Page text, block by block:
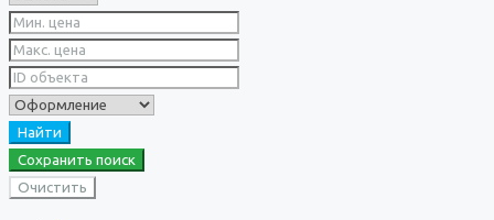
Найти
Сохранить поиск
Очистить